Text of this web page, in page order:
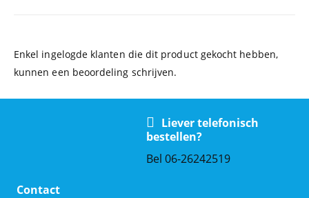
Enkel ingelogde klanten die dit product gekocht hebben,
kunnen een beoordeling schrijven.
Liever telefonisch
bestellen?
Bel 06-26242519
Contact